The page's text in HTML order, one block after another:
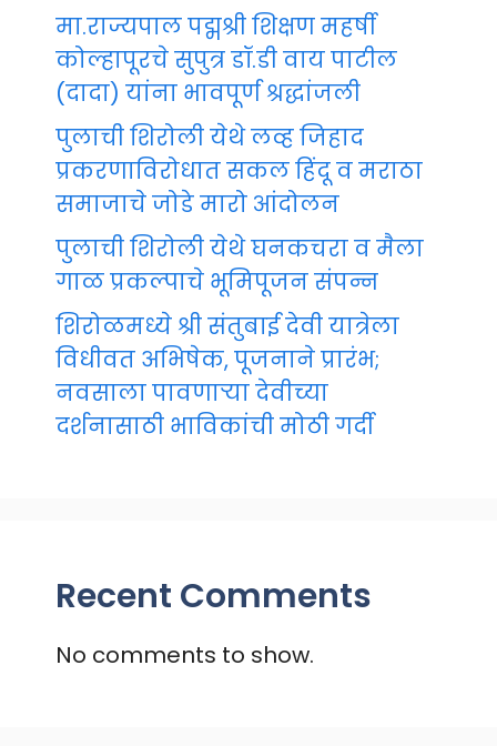
मा.राज्यपाल पद्मश्री शिक्षण महर्षी
कोल्हापूरचे सुपुत्र डॉ.डी वाय पाटील
(दादा) यांना भावपूर्ण श्रद्धांजली
पुलाची शिरोली येथे लव्ह जिहाद
प्रकरणाविरोधात सकल हिंदू व मराठा
समाजाचे जोडे मारो आंदोलन
पुलाची शिरोली येथे घनकचरा व मैला
गाळ प्रकल्पाचे भूमिपूजन संपन्न
शिरोळमध्ये श्री संतुबाई देवी यात्रेला
विधीवत अभिषेक, पूजनाने प्रारंभ;
नवसाला पावणाऱ्या देवीच्या
दर्शनासाठी भाविकांची मोठी गर्दी
Recent Comments
No comments to show.